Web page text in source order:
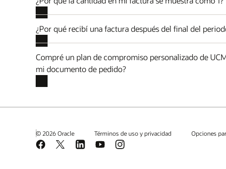
¿Por qué recibí una factura después del final del
Compré un plan de compromiso personalizado de
mi documento de pedido?
© 2026 Oracle Términos de uso y privacidad Opciones
Facebook
X LinkedInYouTubeInstagram